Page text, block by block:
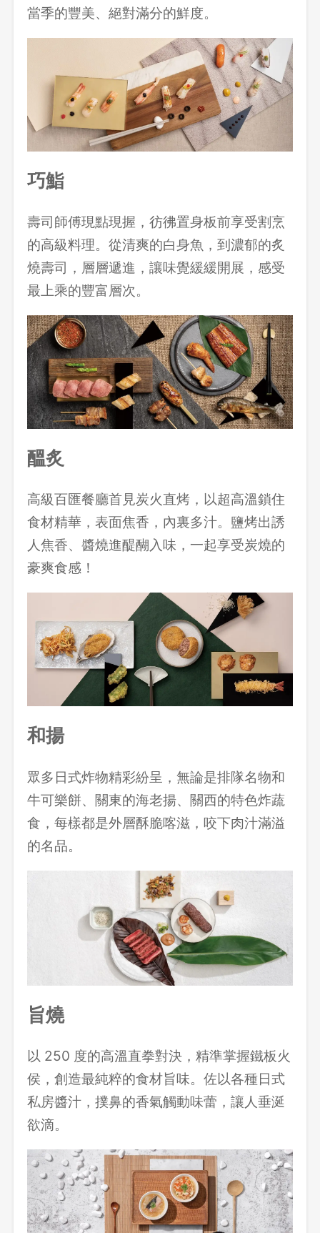
當季的豐美、絕對滿分的鮮度。
巧鮨
壽司師傅現點現握，彷彿置身板前享受割烹
的高級料理。從清爽的白身魚，到濃郁的炙
燒壽司，層層遞進，讓味覺緩緩開展，感受
最上乘的豐富層次。
醞炙
高級百匯餐廳首見炭火直烤，以超高溫鎖住
食材精華，表面焦香，內裏多汁。鹽烤出誘
人焦香、醬燒進醍醐入味，一起享受炭燒的
豪爽食感！
和揚
眾多日式炸物精彩紛呈，無論是排隊名物和
牛可樂餅、關東的海老揚、關西的特色炸蔬
食，每樣都是外層酥脆喀滋，咬下肉汁滿溢
的名品。
旨燒
以 250 度的高溫直拳對決，精準掌握鐵板火
侯，創造最純粹的食材旨味。佐以各種日式
私房醬汁，撲鼻的香氣觸動味蕾，讓人垂涎
欲滴。
登出
確定要登出嗎？